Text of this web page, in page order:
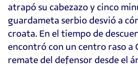
atrapó su cabezazo y cinco
guardameta serbio desvió a
croata. En el tiempo de
encontró con un centro raso a
remate del defensor desde el